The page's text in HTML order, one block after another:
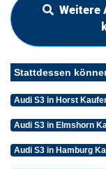
Weitere
Stattdessen
Audi S3 in Horst
Audi S3 in Elmshorn
Audi S3 in Hamburg